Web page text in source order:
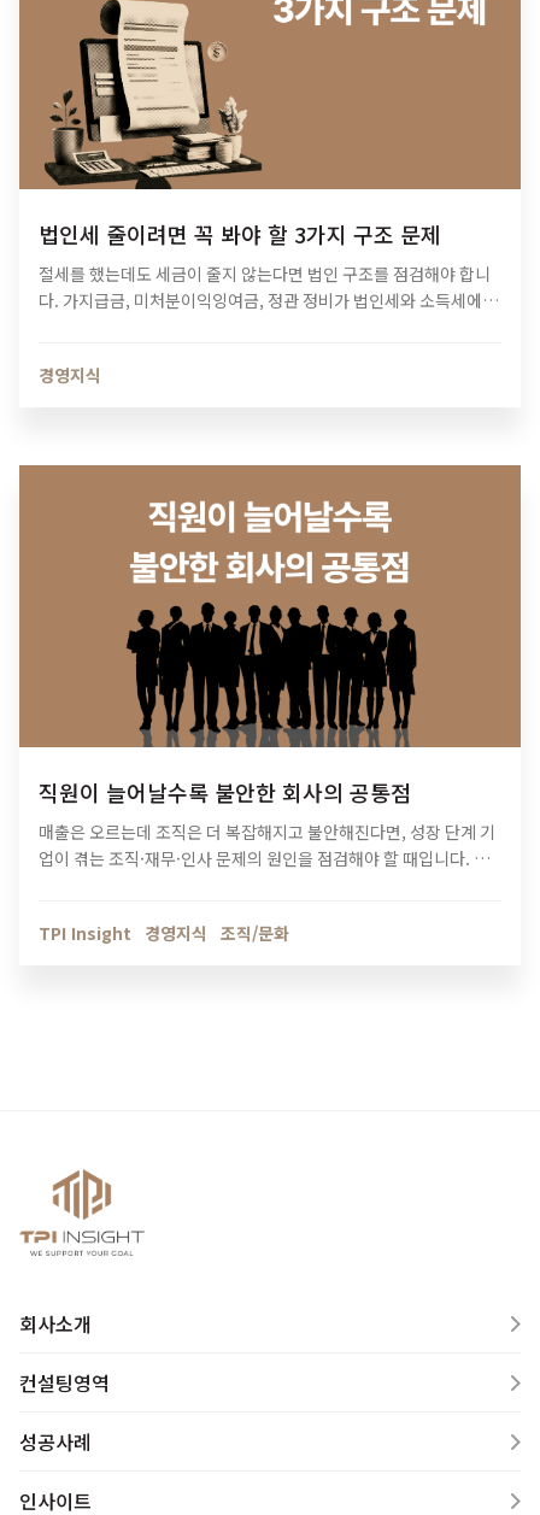
법인세 줄이려면 꼭 봐야 할 3가지 구조 문제
절세를 했는데도 세금이 줄지 않는다면 법인 구조를 점검해야 합니
다. 가지급금, 미처분이익잉여금, 정관 정비가 법인세와 소득세에 미
경영지식
직원이 늘어날수록 불안한 회사의 공통점
매출은 오르는데 조직은 더 복잡해지고 불안해진다면, 성장 단계 기
업이 겪는 조직·재무·인사 문제의 원인을 점검해야 할 때입니다. 티
TPI Insight
경영지식 조직/문화
회사소개
컨설팅영역
성공사례
인사이트